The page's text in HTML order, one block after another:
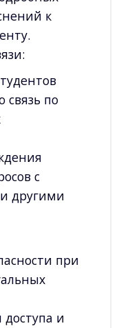
к
связь по
с
другими
при
доступа и